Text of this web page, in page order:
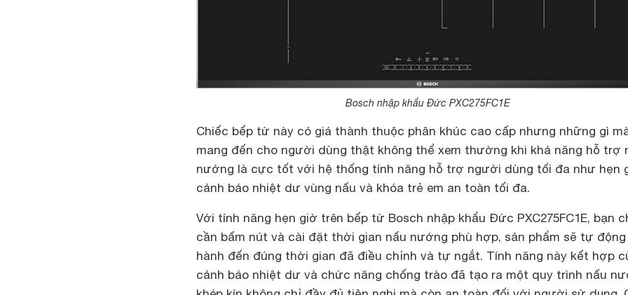
Bosch nhập khẩu Đức PXC275FC1E
Chiếc bếp từ này có giá thành thuộc phân khúc cao cấp nhưng những gì
mang đến cho người dùng thật không thể xem thường khi khả năng hỗ trợ
nướng là cực tốt với hệ thống tính năng hỗ trợ người dùng tối đa như hẹn
cảnh báo nhiệt dư vùng nấu và khóa trẻ em an toàn tối đa.
Với tính năng hẹn giờ trên bếp từ Bosch nhập khẩu Đức PXC275FC1E, bạn
cần bấm nút và cài đặt thời gian nấu nướng phù hợp, sản phẩm sẽ tự động
hành đến đúng thời gian đã điều chỉnh và tự ngắt. Tính năng này kết hợp
cảnh báo nhiệt dư và chức năng chống trào đã tạo ra một quy trình nấu